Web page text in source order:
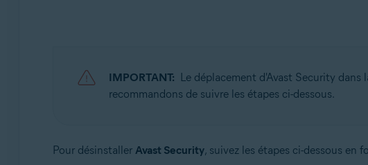
Systèmes d'exploitation:
Apple macOS 10.15.x (Catalina)
IMPORTANT: Le déplacement d'Avast Security dans
recommandons de suivre les étapes ci-dessous.
Pour désinstaller Avast Security, suivez les étapes ci-dessous en